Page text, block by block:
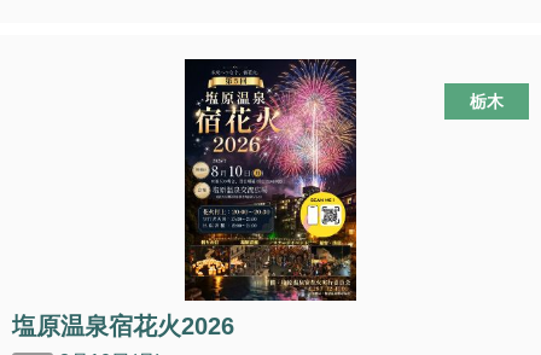
栃木
塩原温泉宿花火2026